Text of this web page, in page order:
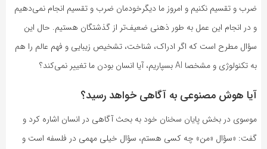
ضرب و تقسیم نکنیم و امروز ما دیگرخودمان ضرب و تقسیم انجام نمی‌دهیم
و در انجام این عمل به طور ذهنی ضعیف‌تر از گذشتگان هستیم. حال این
سؤال مطرح است که اگر ادراک، شناخت، تشخیص زیبایی و فهم عالم را هم
به تکنولوژی و مشخصا AI بسپاریم، آیا انسان بودن ما تغییر نمی‌کند؟
آیا هوش مصنوعی به آگاهی خواهد رسید؟
موسوی در بخش پایان سخنان خود به بحث آگاهی در انسان اشاره کرد و
گفت: «سؤال «من» چه کسی هستم، سؤال خیلی مهمی در فلسفه است و